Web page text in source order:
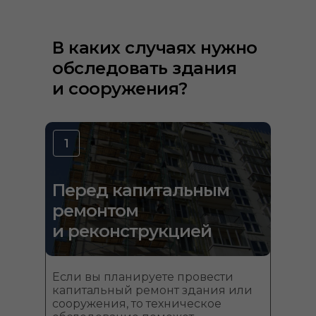
В каких случаях нужно
обследовать здания
и сооружения?
Перед капитальным
ремонтом
и реконструкцией
Если вы планируете провести
капитальный ремонт здания или
сооружения, то техническое
1